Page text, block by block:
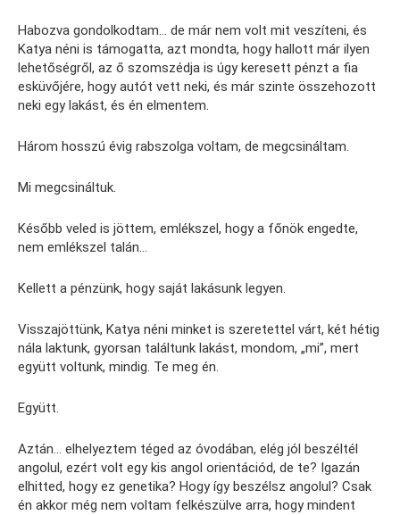
Habozva gondolkodtam… de már nem volt mit veszíteni, és
Katya néni is támogatta, azt mondta, hogy hallott már ilyen
lehetőségről, az ő szomszédja is úgy keresett pénzt a fia
esküvőjére, hogy autót vett neki, és már szinte összehozott
neki egy lakást, és én elmentem.
Három hosszú évig rabszolga voltam, de megcsináltam.
Mi megcsináltuk.
Később veled is jöttem, emlékszel, hogy a főnök engedte,
nem emlékszel talán…
Kellett a pénzünk, hogy saját lakásunk legyen.
Visszajöttünk, Katya néni minket is szeretettel várt, két hétig
nála laktunk, gyorsan találtunk lakást, mondom, „mi”, mert
együtt voltunk, mindig. Te meg én.
Együtt.
Aztán… elhelyeztem téged az óvodában, elég jól beszéltél
angolul, ezért volt egy kis angol orientációd, de te? Igazán
elhitted, hogy ez genetika? Hogy így beszélsz angolul? Csak
én akkor még nem voltam felkészülve arra, hogy mindent